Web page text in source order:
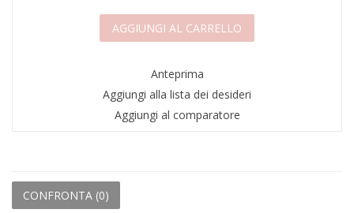
AGGIUNGI AL CARRELLO
Anteprima
Aggiungi alla lista dei desideri
Aggiungi al comparatore
CONFRONTA (0)